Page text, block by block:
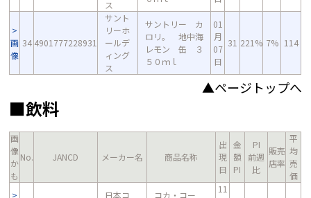
ス
画
像
34 4901777228931
サント
リーホ
ールデ
ィング
ス
サントリー カ
ロリ。 地中海
レモン 缶 ３
５０ｍｌ
01
月
07
日
31 221% 7% 114
▲ページトップへ
■飲料
画
像
か
も
No. JANCD メーカー名 商品名称
出
現
日
金
額
PI
PI
前週
比
販売
店率
平
均
売
価
日本コ
コカ・コー
11